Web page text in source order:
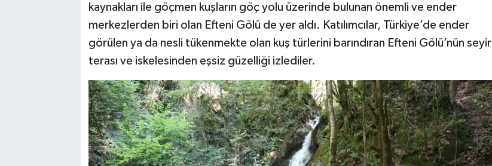
kaynakları ile göçmen kuşların göç yolu üzerinde bulunan önemli ve ender
merkezlerden biri olan Efteni Gölü de yer aldı. Katılımcılar, Türkiye’de ender
görülen ya da nesli tükenmekte olan kuş türlerini barındıran Efteni Gölü’nün seyir
terası ve iskelesinden eşsiz güzelliği izlediler.